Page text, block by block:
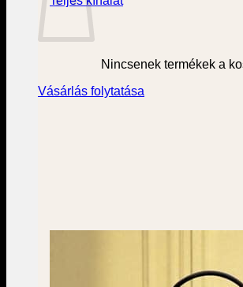
Nincsenek termékek a
Vásárlás folytatása